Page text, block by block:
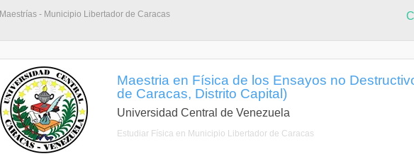
Maestrías - Municipio Libertador de Caracas
Maestria en Física de los Ensayos no
de Caracas, Distrito Capital)
Universidad Central de Venezuela
Estudiar Física en Municipio Libertador de Caracas